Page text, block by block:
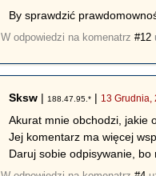
By sprawdzić
W odpowiedzi na komenatrz#12
Sksw | 188.47.95.* | 13 Grudnia,
Akurat mnie obchodzi, jakie
Jej komentarz ma więcej
Daruj sobie odpisywanie,